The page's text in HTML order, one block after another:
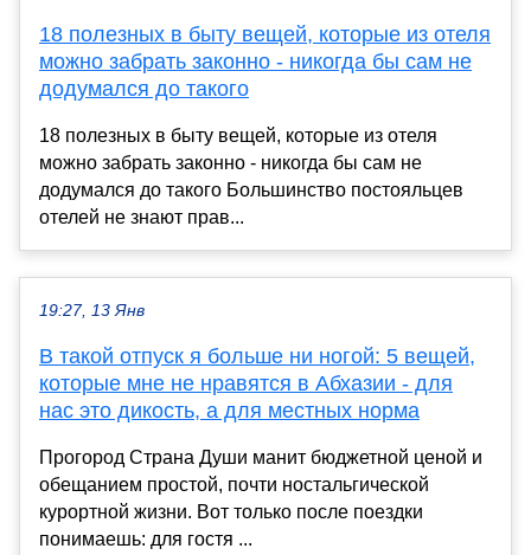
18 полезных в быту вещей, которые из отеля
можно забрать законно - никогда бы сам не
додумался до такого
18 полезных в быту вещей, которые из отеля
можно забрать законно - никогда бы сам не
додумался до такого Большинство постояльцев
отелей не знают прав...
19:27, 13 Янв
В такой отпуск я больше ни ногой: 5 вещей,
которые мне не нравятся в Абхазии - для
нас это дикость, а для местных норма
Прогород Страна Души манит бюджетной ценой и
обещанием простой, почти ностальгической
курортной жизни. Вот только после поездки
понимаешь: для гостя ...